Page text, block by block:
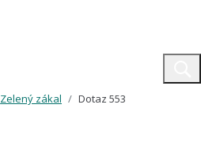
Zelený zákal Dotaz 553